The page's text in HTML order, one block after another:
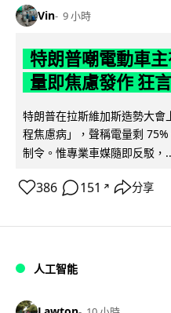
Vin 9 小時
特朗普嘲電動車
量即焦慮發作 狂
特朗普在拉斯維加斯造勢大會
程焦慮病」，聲稱電量剩
制令。惟專業車媒隨即反駁，
386 151 ↗ 分享
人工智能